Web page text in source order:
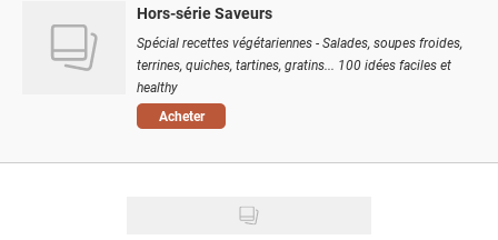
Hors-série Saveurs
Spécial recettes végétariennes - Salades, soupes froides,
terrines, quiches, tartines, gratins... 100 idées faciles et
healthy
Acheter